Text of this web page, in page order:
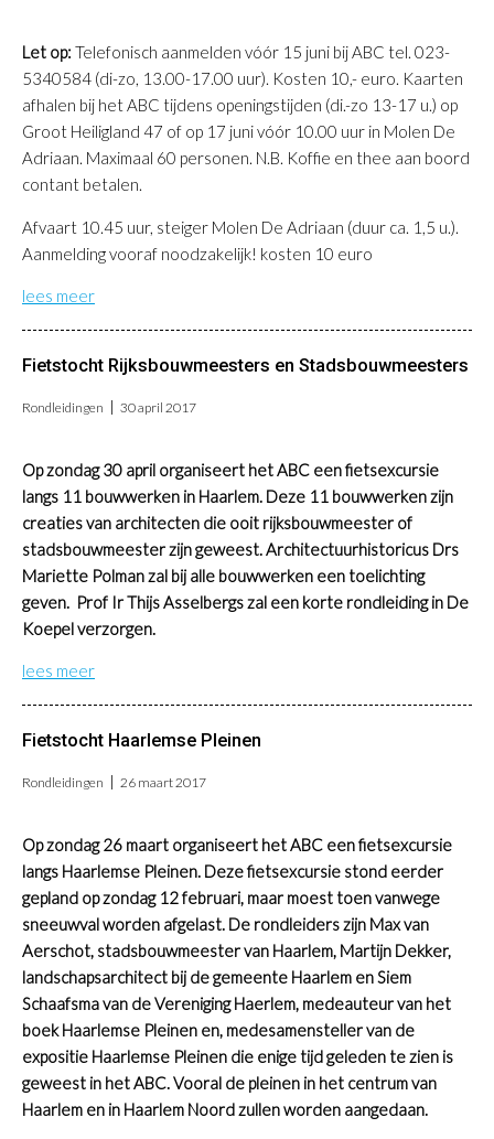
Let op: Telefonisch aanmelden vóór 15 juni bij ABC tel. 023-
5340584 (di-zo, 13.00-17.00 uur). Kosten 10,- euro. Kaarten
afhalen bij het ABC tijdens openingstijden (di.-zo 13-17 u.) op
Groot Heiligland 47 of op 17 juni vóór 10.00 uur in Molen De
Adriaan. Maximaal 60 personen. N.B. Koffie en thee aan boord
contant betalen.
Afvaart 10.45 uur, steiger Molen De Adriaan (duur ca. 1,5 u.).
Aanmelding vooraf noodzakelijk! kosten 10 euro
lees meer
Fietstocht Rijksbouwmeesters en Stadsbouwmeesters
Rondleidingen 30 april 2017
Op zondag 30 april organiseert het ABC een fietsexcursie
langs 11 bouwwerken in Haarlem. Deze 11 bouwwerken zijn
creaties van architecten die ooit rijksbouwmeester of
stadsbouwmeester zijn geweest. Architectuurhistoricus Drs
Mariette Polman zal bij alle bouwwerken een toelichting
geven. Prof Ir Thijs Asselbergs zal een korte rondleiding in De
Koepel verzorgen.
lees meer
Fietstocht Haarlemse Pleinen
Rondleidingen 26 maart 2017
Op zondag 26 maart organiseert het ABC een fietsexcursie
langs Haarlemse Pleinen. Deze fietsexcursie stond eerder
gepland op zondag 12 februari, maar moest toen vanwege
sneeuwval worden afgelast. De rondleiders zijn Max van
Aerschot, stadsbouwmeester van Haarlem, Martijn Dekker,
landschapsarchitect bij de gemeente Haarlem en Siem
Schaafsma van de Vereniging Haerlem, medeauteur van het
boek Haarlemse Pleinen en, medesamensteller van de
expositie Haarlemse Pleinen die enige tijd geleden te zien is
geweest in het ABC. Vooral de pleinen in het centrum van
Haarlem en in Haarlem Noord zullen worden aangedaan.